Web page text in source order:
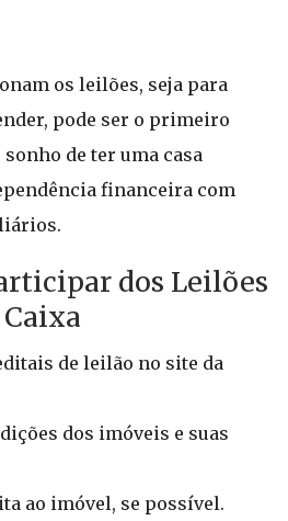
os leilões, seja para
pode ser o primeiro
de ter uma casa
financeira com
dos Leilões
de leilão no site da
dos imóveis e suas
ao imóvel, se possível.